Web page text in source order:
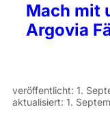
Mach mit
Argovia
veröffentlicht: 1.
aktualisiert: 1.